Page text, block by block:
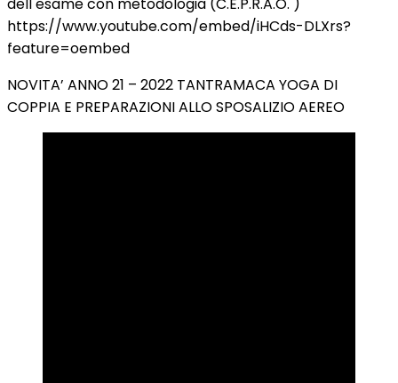
https://www.youtube.com/embed/iHCds-DLXrs?
feature=oembed
NOVITA’ ANNO 21 – 2022 TANTRAMACA YOGA DI
COPPIA E PREPARAZIONI ALLO SPOSALIZIO AEREO